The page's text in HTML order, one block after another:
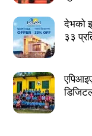
देभको
३३